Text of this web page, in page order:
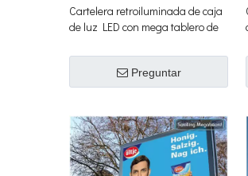
Cartelera retroiluminada de caja
de luz LED con mega tablero de
Preguntar